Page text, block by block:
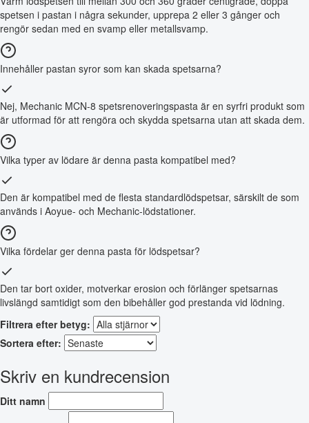
spetsen i pastan i några sekunder, upprepa 2 eller 3 gånger och
rengör sedan med en svamp eller metallsvamp.
Innehåller pastan syror som kan skada spetsarna?
Nej, Mechanic MCN-8 spetsrenoveringspasta är en syrfri produkt som
är utformad för att rengöra och skydda spetsarna utan att skada dem.
Vilka typer av lödare är denna pasta kompatibel med?
Den är kompatibel med de flesta standardlödspetsar, särskilt de som
används i Aoyue- och Mechanic-lödstationer.
Vilka fördelar ger denna pasta för lödspetsar?
Den tar bort oxider, motverkar erosion och förlänger spetsarnas
livslängd samtidigt som den bibehåller god prestanda vid lödning.
Filtrera efter betyg:
Sortera efter:
Skriv en kundrecension
Ditt namn